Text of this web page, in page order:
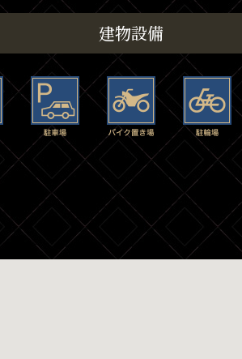
建物設備